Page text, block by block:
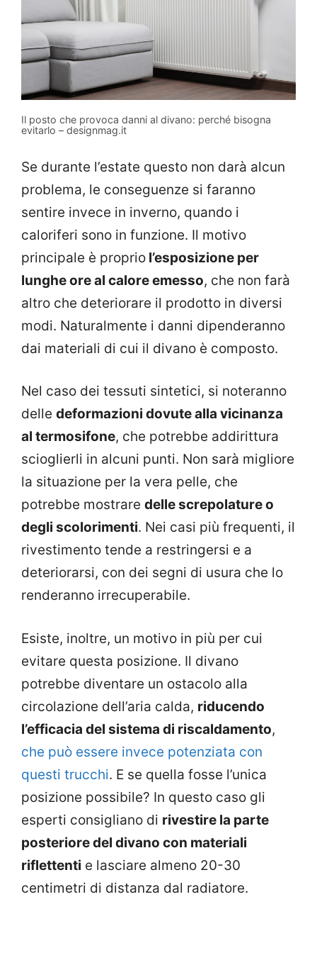
Il posto che provoca danni al divano: perché bisogna
evitarlo – designmag.it
Se durante l’estate questo non darà alcun
problema, le conseguenze si faranno
sentire invece in inverno, quando i
caloriferi sono in funzione. Il motivo
principale è proprio l’esposizione per
lunghe ore al calore emesso, che non farà
altro che deteriorare il prodotto in diversi
modi. Naturalmente i danni dipenderanno
dai materiali di cui il divano è composto.
Nel caso dei tessuti sintetici, si noteranno
delle deformazioni dovute alla vicinanza
al termosifone, che potrebbe addirittura
scioglierli in alcuni punti. Non sarà migliore
la situazione per la vera pelle, che
potrebbe mostrare delle screpolature o
degli scolorimenti. Nei casi più frequenti, il
rivestimento tende a restringersi e a
deteriorarsi, con dei segni di usura che lo
renderanno irrecuperabile.
Esiste, inoltre, un motivo in più per cui
evitare questa posizione. Il divano
potrebbe diventare un ostacolo alla
circolazione dell’aria calda, riducendo
l’efficacia del sistema di riscaldamento,
che può essere invece potenziata con
questi trucchi. E se quella fosse l’unica
posizione possibile? In questo caso gli
esperti consigliano di rivestire la parte
posteriore del divano con materiali
riflettenti e lasciare almeno 20-30
centimetri di distanza dal radiatore.